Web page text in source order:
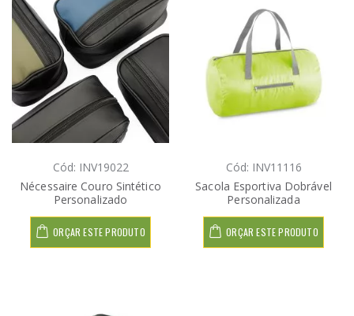
Cód: INV19022
Nécessaire Couro Sintético
Personalizado
ORÇAR ESTE PRODUTO
Cód: INV11116
Sacola Esportiva Dobrável
Personalizada
ORÇAR ESTE PRODUTO